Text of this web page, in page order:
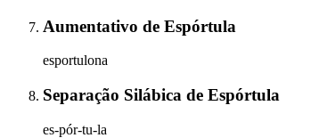
Aumentativo de Espórtula
esportulona
Separação Silábica de Espórtula
es-pór-tu-la